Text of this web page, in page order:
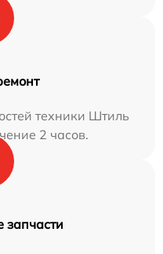
техники Штиль
2 часов.
запчасти